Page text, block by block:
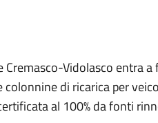
Cremasco-Vidolasco entra
colonnine di ricarica per
al 100% da fonti